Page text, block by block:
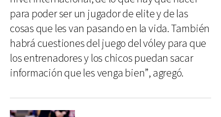
para poder ser un jugador de elite y de las
cosas que les van pasando en la vida. También
habrá cuestiones del juego del vóley para que
los entrenadores y los chicos puedan sacar
información que les venga bien”, agregó.